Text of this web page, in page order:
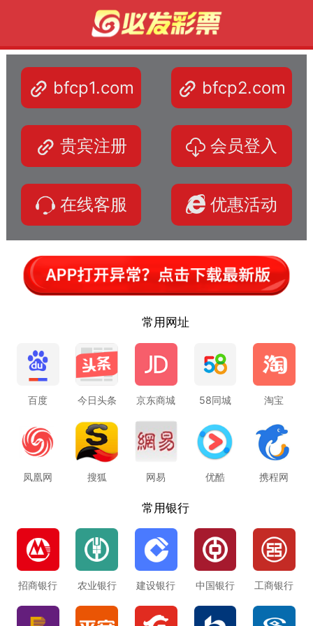
bfcp1.com bfcp2.com
贵宾注册 会员登入
在线客服 优惠活动
常用网址
百度 今日头条 京东商城 58同城 淘宝
凤凰网 搜狐 网易 优酷 携程网
常用银行
招商银行 农业银行 建设银行 中国银行 工商银行